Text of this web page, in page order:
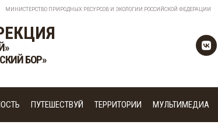
МИНИСТЕРСТВО ПРИРОДНЫХ РЕСУРСОВ И ЭКОЛОГИИ РОССИЙСКОЙ ФЕДЕРАЦИИ
БОР»
ПУТЕШЕСТВУЙ ТЕРРИТОРИИ МУЛЬТИМЕДИА